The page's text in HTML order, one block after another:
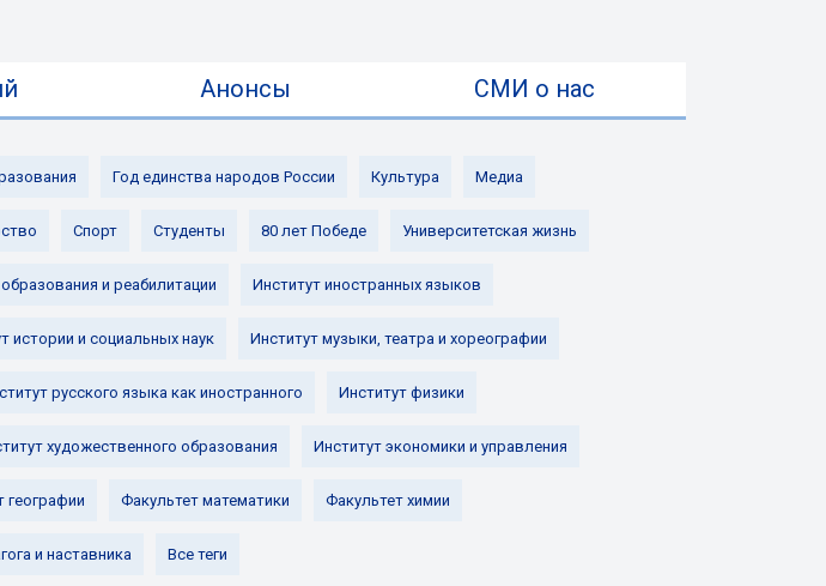
Анонсы СМИ о нас
Год единства народов России Культура Медиа
Спорт Студенты 80 лет Победе Университетская жизнь
и реабилитации Институт иностранных языков
истории и социальных наук Институт музыки, театра и хореографии
русского языка как иностранного Институт физики
художественного образования Институт экономики и управления
географии Факультет математики Факультет химии
и наставника Все теги